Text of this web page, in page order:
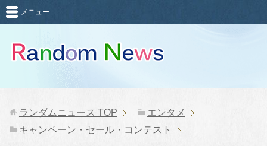
メニュー
ランダムニュース TOP
エンタメ
キャンペーン・セール・コンテスト